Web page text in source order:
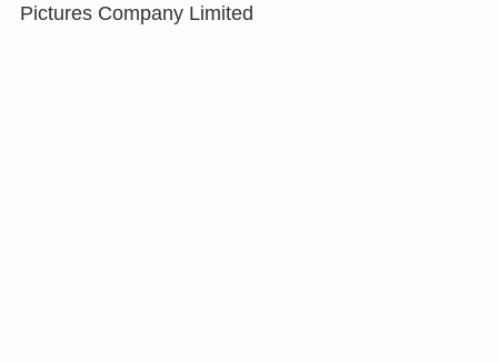
Pictures Company Limited